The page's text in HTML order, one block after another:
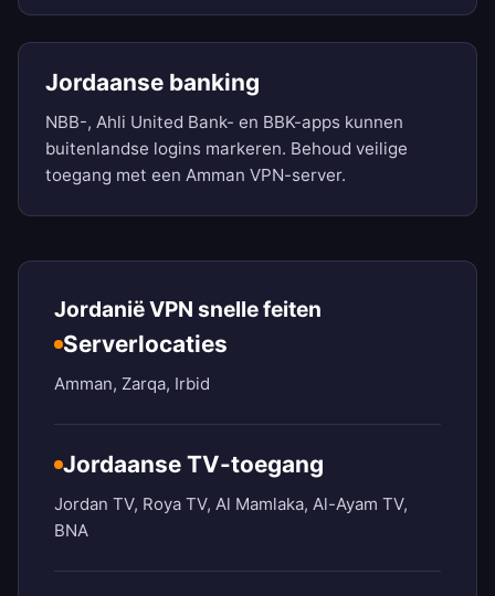
Jordaanse banking
NBB-, Ahli United Bank- en BBK-apps kunnen
buitenlandse logins markeren. Behoud veilige
toegang met een Amman VPN-server.
Jordanië VPN snelle feiten
Serverlocaties
Amman, Zarqa, Irbid
Jordaanse TV-toegang
Jordan TV, Roya TV, Al Mamlaka, Al-Ayam TV,
BNA